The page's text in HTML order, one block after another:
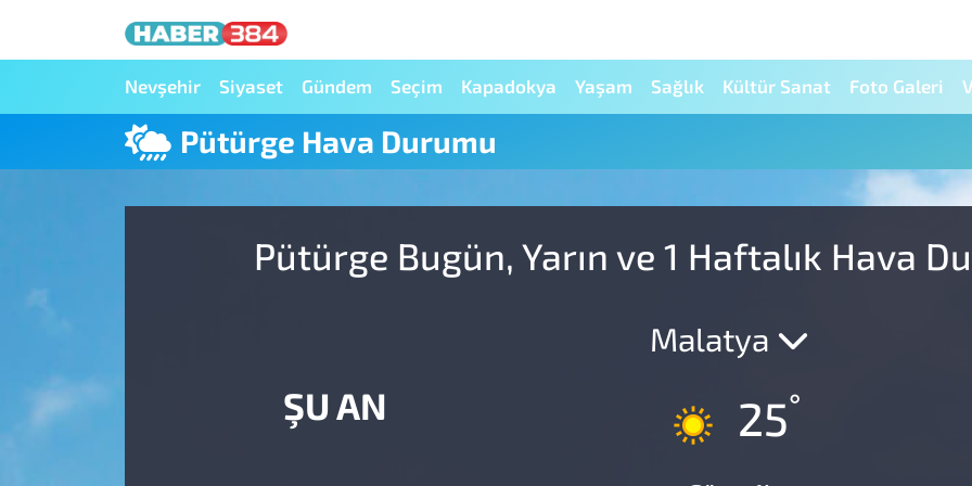
Nevşehir Siyaset Gündem Seçim Kapadokya Yaşam Sağlık Kültür Sanat Foto Galeri
Pütürge Hava Durumu
Pütürge Bugün, Yarın ve 1 Haftalık Hava
ŞU AN
Malatya
25°
Nöbetçi Eczaneler
Hava Durumu
Süper Lig Puan Durumu ve Fikstür
Haber Arşivi